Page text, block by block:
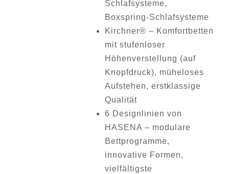
Schlafsysteme,
Boxspring-Schlafsysteme
Kirchner® – Komfortbetten
mit stufenloser
Höhenverstellung (auf
Knopfdruck), müheloses
Aufstehen, erstklassige
Qualität
6 Designlinien von
HASENA – modulare
Bettprogramme,
innovative Formen,
vielfältigste